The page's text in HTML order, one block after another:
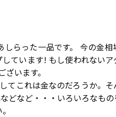
らった一品です。 今の金
ています! もし使われない
います。
てこれは金なのだろうか。
どなど・・・いろいろなも